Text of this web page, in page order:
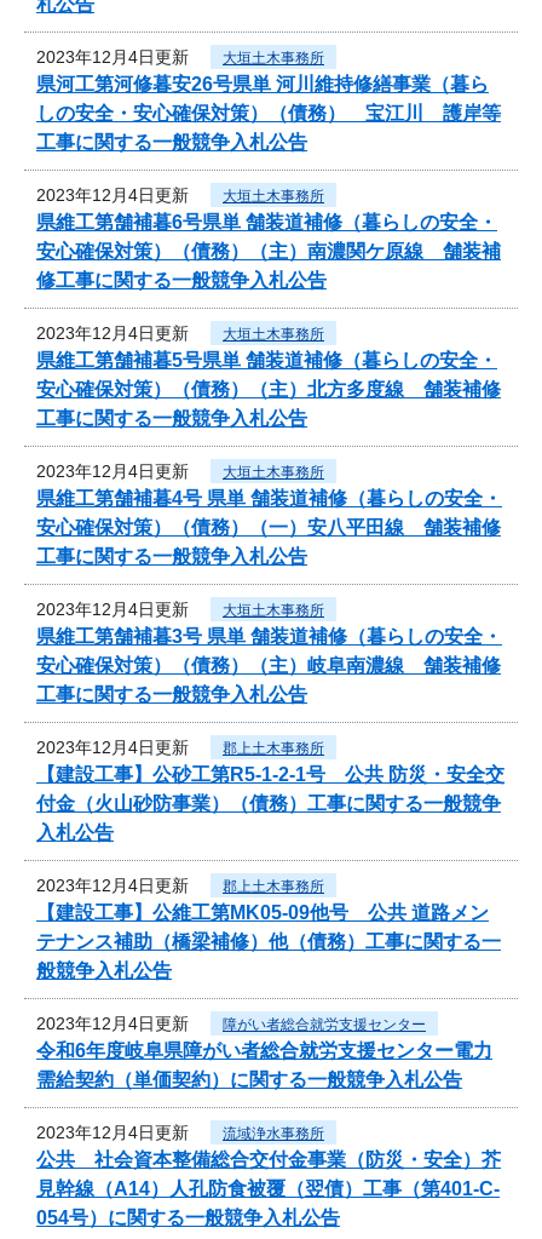
2023年12月4日更新 大垣土木事務所
県河工第河修暮安26号県単 河川維持修繕事業（暮ら
しの安全・安心確保対策）（債務） 宝江川 護岸等
工事に関する一般競争入札公告
2023年12月4日更新 大垣土木事務所
県維工第舗補暮6号県単 舗装道補修（暮らしの安全・
安心確保対策）（債務）（主）南濃関ケ原線 舗装補
修工事に関する一般競争入札公告
2023年12月4日更新 大垣土木事務所
県維工第舗補暮5号県単 舗装道補修（暮らしの安全・
安心確保対策）（債務）（主）北方多度線 舗装補修
工事に関する一般競争入札公告
2023年12月4日更新 大垣土木事務所
県維工第舗補暮4号 県単 舗装道補修（暮らしの安全・
安心確保対策）（債務）（一）安八平田線 舗装補修
工事に関する一般競争入札公告
2023年12月4日更新 大垣土木事務所
県維工第舗補暮3号 県単 舗装道補修（暮らしの安全・
安心確保対策）（債務）（主）岐阜南濃線 舗装補修
工事に関する一般競争入札公告
2023年12月4日更新 郡上土木事務所
【建設工事】公砂工第R5-1-2-1号 公共 防災・安全交
付金（火山砂防事業）（債務）工事に関する一般競争
入札公告
2023年12月4日更新 郡上土木事務所
【建設工事】公維工第MK05-09他号 公共 道路メン
テナンス補助（橋梁補修）他（債務）工事に関する一
般競争入札公告
2023年12月4日更新 障がい者総合就労支援センター
令和6年度岐阜県障がい者総合就労支援センター電力
需給契約（単価契約）に関する一般競争入札公告
2023年12月4日更新 流域浄水事務所
公共 社会資本整備総合交付金事業（防災・安全）芥
見幹線（A14）人孔防食被覆（翌債）工事（第401-C-
054号）に関する一般競争入札公告